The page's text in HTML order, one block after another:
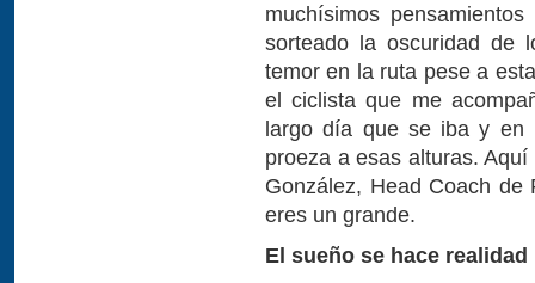
muchísimos
sorteado la oscuridad de
temor en la ruta pese a
el ciclista que me
largo día que se iba y en
proeza a esas alturas.
González, Head Coach
eres un grande.
El sueño se hace realidad